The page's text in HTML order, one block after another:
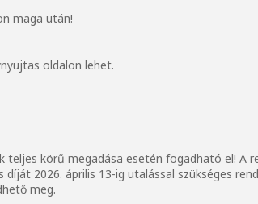
maga után!
oldalon lehet.
teljes körű megadása esetén fogadható el! A
2026. április 13-ig utalással szükséges
meg.